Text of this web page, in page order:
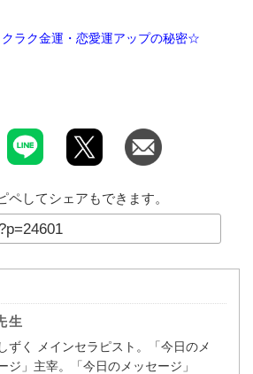
ペしてシェアもできます。
生
ずく メインセラピスト。「今日のメ
ジ」主宰。「今日のメッセージ」